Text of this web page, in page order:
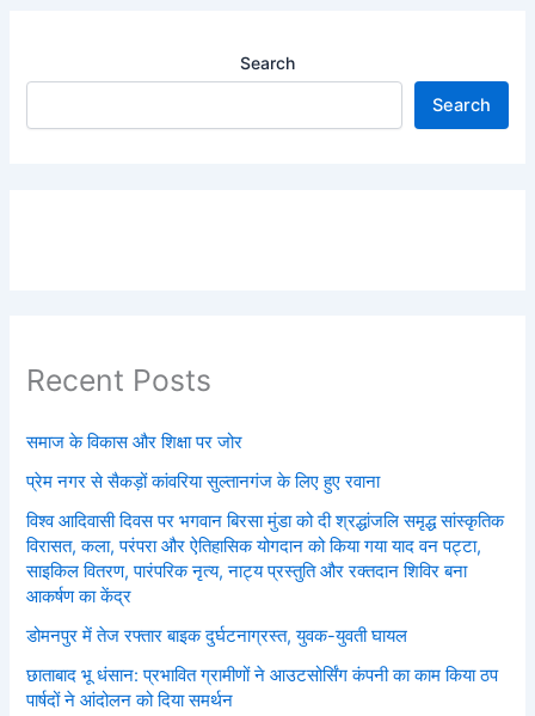
Search
Search
Recent Posts
समाज के विकास और शिक्षा पर जोर
प्रेम नगर से सैकड़ों कांवरिया सुल्तानगंज के लिए हुए रवाना
विश्व आदिवासी दिवस पर भगवान बिरसा मुंडा को दी श्रद्धांजलि समृद्ध सांस्कृतिक
विरासत, कला, परंपरा और ऐतिहासिक योगदान को किया गया याद वन पट्टा,
साइकिल वितरण, पारंपरिक नृत्य, नाट्य प्रस्तुति और रक्तदान शिविर बना
आकर्षण का केंद्र
डोमनपुर में तेज रफ्तार बाइक दुर्घटनाग्रस्त, युवक-युवती घायल
छाताबाद भू धंसान: प्रभावित ग्रामीणों ने आउटसोर्सिंग कंपनी का काम किया ठप
पार्षदों ने आंदोलन को दिया समर्थन